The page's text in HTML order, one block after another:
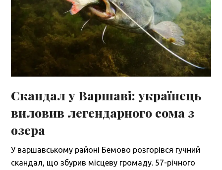
Скандал у Варшаві: українець
виловив легендарного сома з
озера
У варшавському районі Бемово розгорівся гучний
скандал, що збурив місцеву громаду. 57-річного